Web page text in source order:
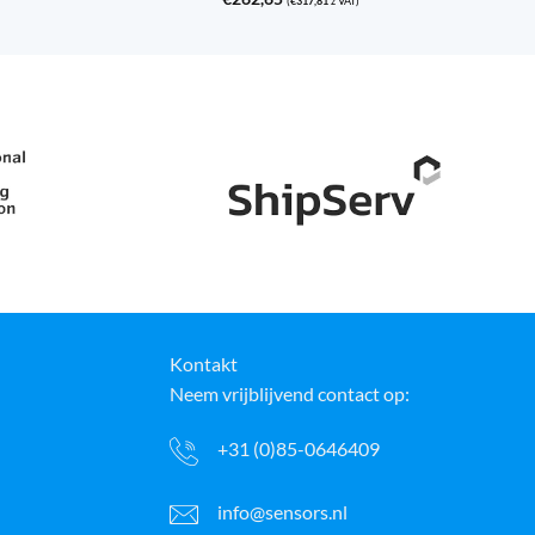
Kontakt
Neem vrijblijvend contact op:
+31 (0)85-0646409
info@sensors.nl